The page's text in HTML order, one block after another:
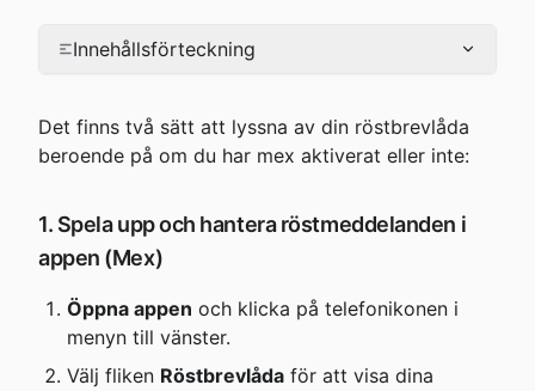
Innehållsförteckning
Det finns två sätt att lyssna av din röstbrevlåda
beroende på om du har mex aktiverat eller inte:
1. Spela upp och hantera röstmeddelanden i
appen (Mex)
Öppna appen och klicka på telefonikonen i
menyn till vänster.
Välj fliken Röstbrevlåda för att visa dina